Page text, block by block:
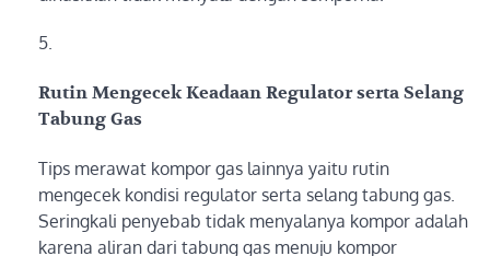
Rutin Mengecek Keadaan Regulator serta Selang
Tabung Gas
Tips merawat kompor gas lainnya yaitu rutin
mengecek kondisi regulator serta selang tabung gas.
Seringkali penyebab tidak menyalanya kompor adalah
karena aliran dari tabung gas menuju kompor